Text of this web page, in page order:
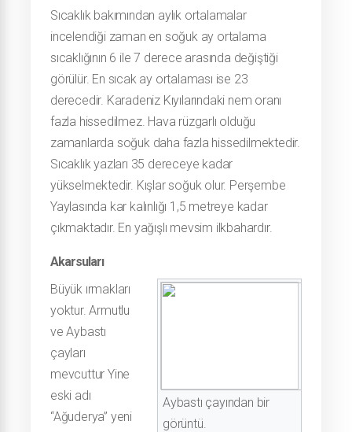
Sıcaklık bakımından aylık ortalamalar
incelendiği zaman en soğuk ay ortalama
sıcaklığının 6 ile 7 derece arasında değiştiği
görülür. En sıcak ay ortalaması ise 23
derecedir. Karadeniz Kıyılarındaki nem oranı
fazla hissedilmez. Hava rüzgarlı olduğu
zamanlarda soğuk daha fazla hissedilmektedir.
Sıcaklık yazları 35 dereceye kadar
yükselmektedir. Kışlar soğuk olur. Perşembe
Yaylasında kar kalınlığı 1,5 metreye kadar
çıkmaktadır. En yağışlı mevsim ilkbahardır.
Akarsuları
Aybastı çayından bir
görüntü.
Büyük ırmakları
yoktur. Armutlu
ve Aybastı
çayları
mevcuttur Yine
eski adı
“Ağuderya” yeni